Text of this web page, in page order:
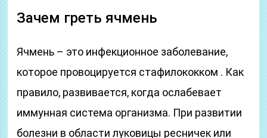
Зачем греть ячмень
Ячмень – это инфекционное заболевание,
которое провоцируется стафилококком . Как
правило, развивается, когда ослабевает
иммунная система организма. При развитии
болезни в области луковицы ресничек или